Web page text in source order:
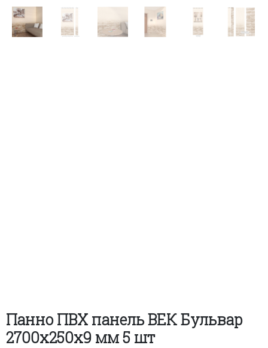
Панно ПВХ панель ВЕК Бульвар
2700х250х9 мм 5 шт